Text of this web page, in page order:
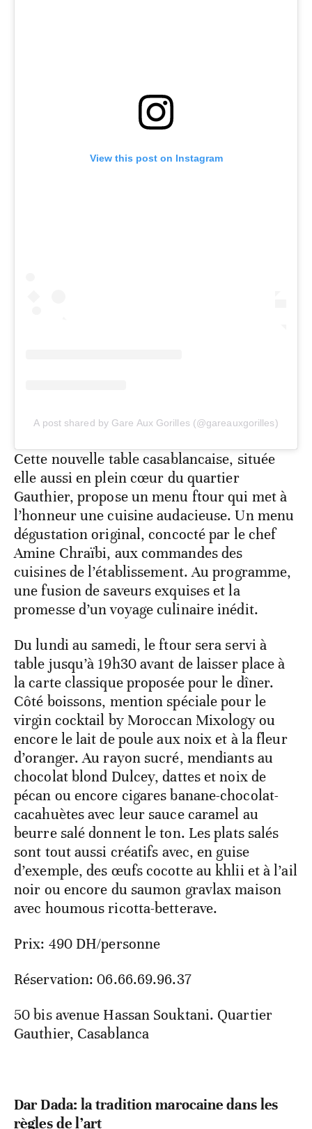
View this post on Instagram
A post shared by Gare Aux Gorilles (@gareauxgorilles)
Cette nouvelle table casablancaise, située
elle aussi en plein cœur du quartier
Gauthier, propose un menu ftour qui met à
l’honneur une cuisine audacieuse. Un menu
dégustation original, concocté par le chef
Amine Chraïbi, aux commandes des
cuisines de l’établissement. Au programme,
une fusion de saveurs exquises et la
promesse d’un voyage culinaire inédit.
Du lundi au samedi, le ftour sera servi à
table jusqu’à 19h30 avant de laisser place à
la carte classique proposée pour le dîner.
Côté boissons, mention spéciale pour le
virgin cocktail by Moroccan Mixology ou
encore le lait de poule aux noix et à la fleur
d’oranger. Au rayon sucré, mendiants au
chocolat blond Dulcey, dattes et noix de
pécan ou encore cigares banane-chocolat-
cacahuètes avec leur sauce caramel au
beurre salé donnent le ton. Les plats salés
sont tout aussi créatifs avec, en guise
d’exemple, des œufs cocotte au khlii et à l’ail
noir ou encore du saumon gravlax maison
avec houmous ricotta-betterave.
Prix: 490 DH/personne
Réservation: 06.66.69.96.37
50 bis avenue Hassan Souktani. Quartier
Gauthier, Casablanca
Dar Dada: la tradition marocaine dans les
règles de l’art